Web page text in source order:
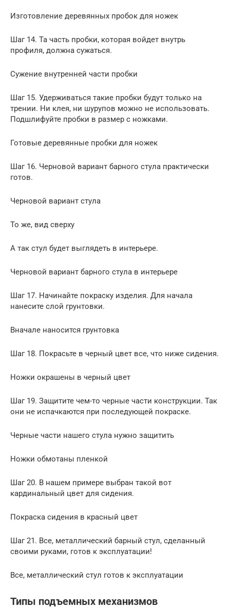
Изготовление деревянных пробок для ножек
Шаг 14. Та часть пробки, которая войдет внутрь
профиля, должна сужаться.
Сужение внутренней части пробки
Шаг 15. Удерживаться такие пробки будут только на
трении. Ни клея, ни шурупов можно не использовать.
Подшлифуйте пробки в размер с ножками.
Готовые деревянные пробки для ножек
Шаг 16. Черновой вариант барного стула практически
готов.
Черновой вариант стула
То же, вид сверху
А так стул будет выглядеть в интерьере.
Черновой вариант барного стула в интерьере
Шаг 17. Начинайте покраску изделия. Для начала
нанесите слой грунтовки.
Вначале наносится грунтовка
Шаг 18. Покрасьте в черный цвет все, что ниже сидения.
Ножки окрашены в черный цвет
Шаг 19. Защитите чем-то черные части конструкции. Так
они не испачкаются при последующей покраске.
Черные части нашего стула нужно защитить
Ножки обмотаны пленкой
Шаг 20. В нашем примере выбран такой вот
кардинальный цвет для сидения.
Покраска сидения в красный цвет
Шаг 21. Все, металлический барный стул, сделанный
своими руками, готов к эксплуатации!
Все, металлический стул готов к эксплуатации
Типы подъемных механизмов